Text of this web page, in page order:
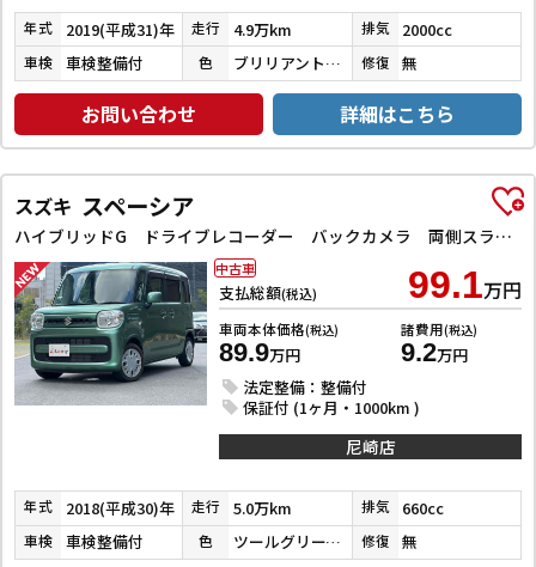
年式 2019(平成31)年 走行 4.9万km 排気 2000cc
車検 車検整備付 色 ブリリアントホワイトパール３コートパール 修復 無
お問い合わせ 詳細はこちら
スズキ スペーシア
ハイブリッドG ドライブレコーダー バックカメラ 両側スライドドア ナビ TV スマートキー アイドリングストップ 電動格納ミラー ベンチシート CVT ESC CD DVD再生 Bluetooth エアコン
支払総額(税込) 99.1万円
車両本体価格(税込)
89.9万円
諸費用(税込)
9.2万円
法定整備：整備付
保証付 (1ヶ月・1000km )
中古車
尼崎店
年式 2018(平成30)年 走行 5.0万km 排気 660cc
車検 車検整備付 色 ツールグリーンパールメタリック 修復 無